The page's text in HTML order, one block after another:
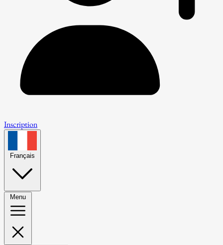
Inscription
Français
Menu